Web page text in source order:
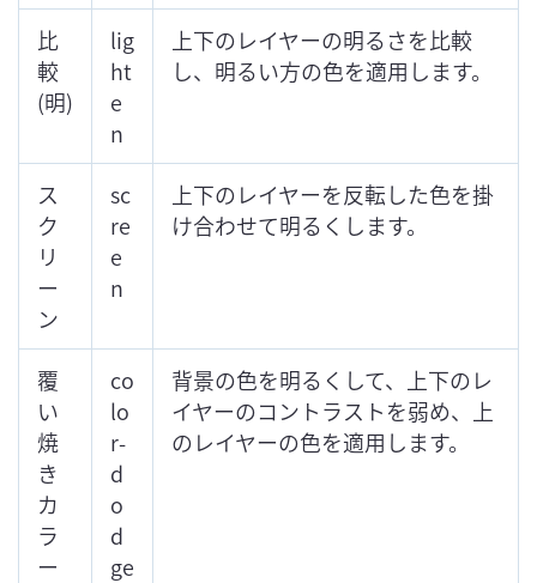
比
較
(明)
lig
ht
e
n
上下のレイヤーの明るさを比較
し、明るい方の色を適用します。
ス
ク
リ
ー
ン
sc
re
e
n
上下のレイヤーを反転した色を掛
け合わせて明るくします。
覆
い
焼
き
カ
ラ
ー
co
lo
r-
d
o
d
ge
背景の色を明るくして、上下のレ
イヤーのコントラストを弱め、上
のレイヤーの色を適用します。